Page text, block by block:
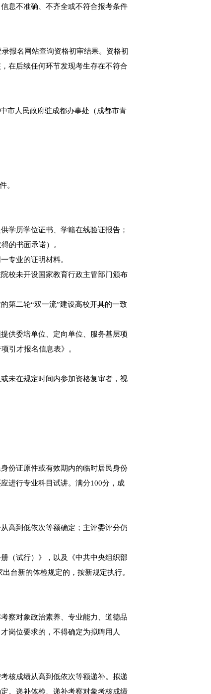
息不准确、不齐全或不符合报考条件
报名网站查询资格初审结果。资格初
在后续任何环节发现考生存在不符合
市人民政府驻成都办事处（成都市青
。
学历学位证书、学籍在线验证报告；
的书面承诺）。
专业的证明材料。
校未开设国家教育行政主管部门颁布
第二轮“双一流”建设高校开具的一致
供委培单位、定向单位、服务基层项
引才报名信息表》。
未在规定时间内参加资格复审者，视
份证原件或有效期内的临时居民身份
进行专业科目试讲。满分100分，成
高到低依次等额确定；主评委评分仍
（试行）》，以及《中共中央组织部
台新的体检规定的，按新规定执行。
察对象政治素养、专业能力、道德品
岗位要求的，不得确定为拟聘用人
核成绩从高到低依次等额递补。拟递
。递补体检、递补考察对象考核成绩